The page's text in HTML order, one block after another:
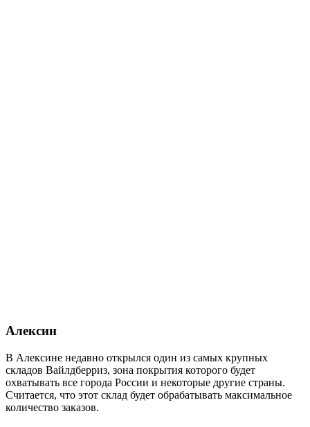
Алексин
В Алексине недавно открылся один из самых крупных
складов Вайлдберриз, зона покрытия которого будет
охватывать все города России и некоторые другие страны.
Считается, что этот склад будет обрабатывать максимальное
количество заказов.